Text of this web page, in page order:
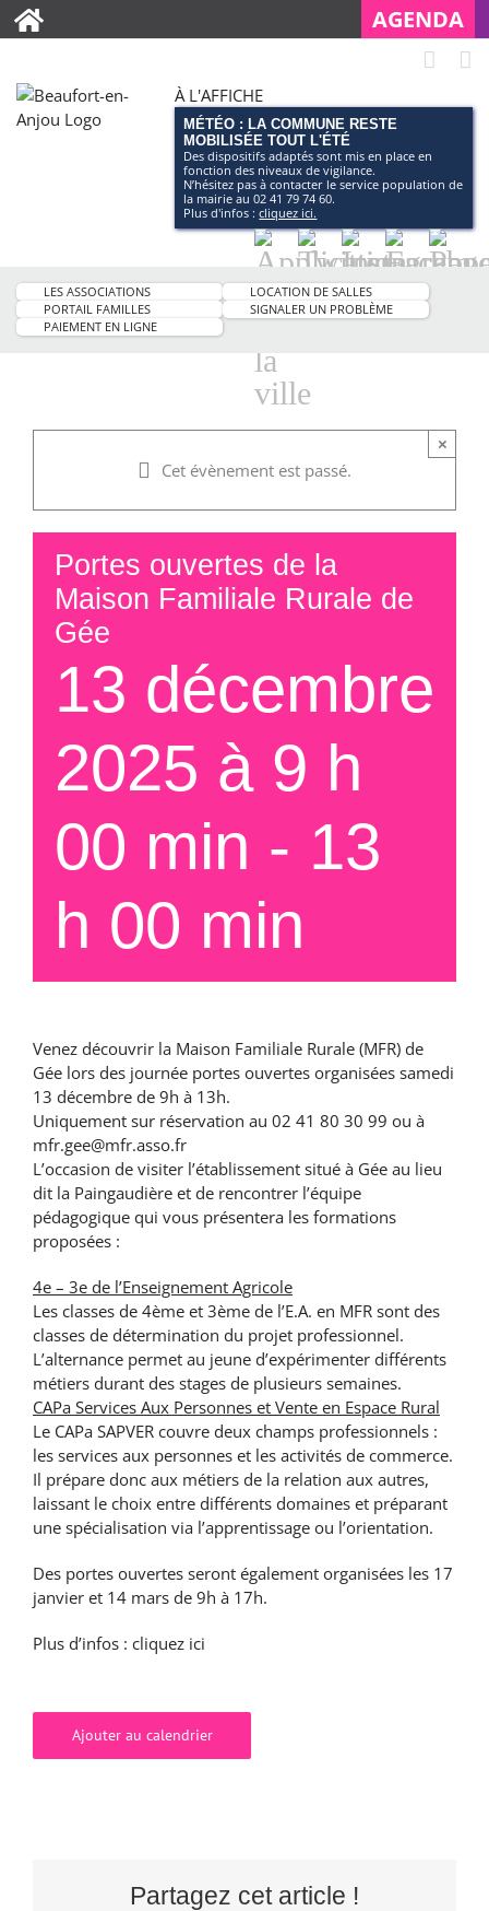
AGENDA
À L'AFFICHE
MÉTÉO : LA COMMUNE RESTE
MOBILISÉE TOUT L'ÉTÉ
Des dispositifs adaptés sont mis en place en
fonction des niveaux de vigilance.
N’hésitez pas à contacter le service population de
la mairie au 02 41 79 74 60.
Plus d'infos :cliquez ici.
Application
smartphone
de
ville
Twitter
Instagram
LES ASSOCIATIONS
LOCATION DE SALLES
PORTAIL FAMILLES
SIGNALER UN PROBLÈME
PAIEMENT EN LIGNE
Cet évènement est passé.
×
Portes ouvertes de la
Maison Familiale Rurale de
Gée
13 décembre
2025 à 9 h
00 min - 13
h 00 min
Venez découvrir la Maison Familiale Rurale (MFR) de
Gée lors des journée portes ouvertes organisées samedi
13 décembre de 9h à 13h.
Uniquement sur réservation au 02 41 80 30 99 ou à
mfr.gee@mfr.asso.fr
L’occasion de visiter l’établissement situé à Gée au lieu
dit la Paingaudière et de rencontrer l’équipe
pédagogique qui vous présentera les formations
proposées :
4e – 3e de l’Enseignement Agricole
Les classes de 4ème et 3ème de l’E.A. en MFR sont des
classes de détermination du projet professionnel.
L’alternance permet au jeune d’expérimenter différents
métiers durant des stages de plusieurs semaines.
CAPa Services Aux Personnes et Vente en Espace Rural
Le CAPa SAPVER couvre deux champs professionnels :
les services aux personnes et les activités de commerce.
Il prépare donc aux métiers de la relation aux autres,
laissant le choix entre différents domaines et préparant
une spécialisation via l’apprentissage ou l’orientation.
Des portes ouvertes seront également organisées les 17
janvier et 14 mars de 9h à 17h.
Plus d’infos : cliquez ici
Ajouter au calendrier
Partagez cet article !